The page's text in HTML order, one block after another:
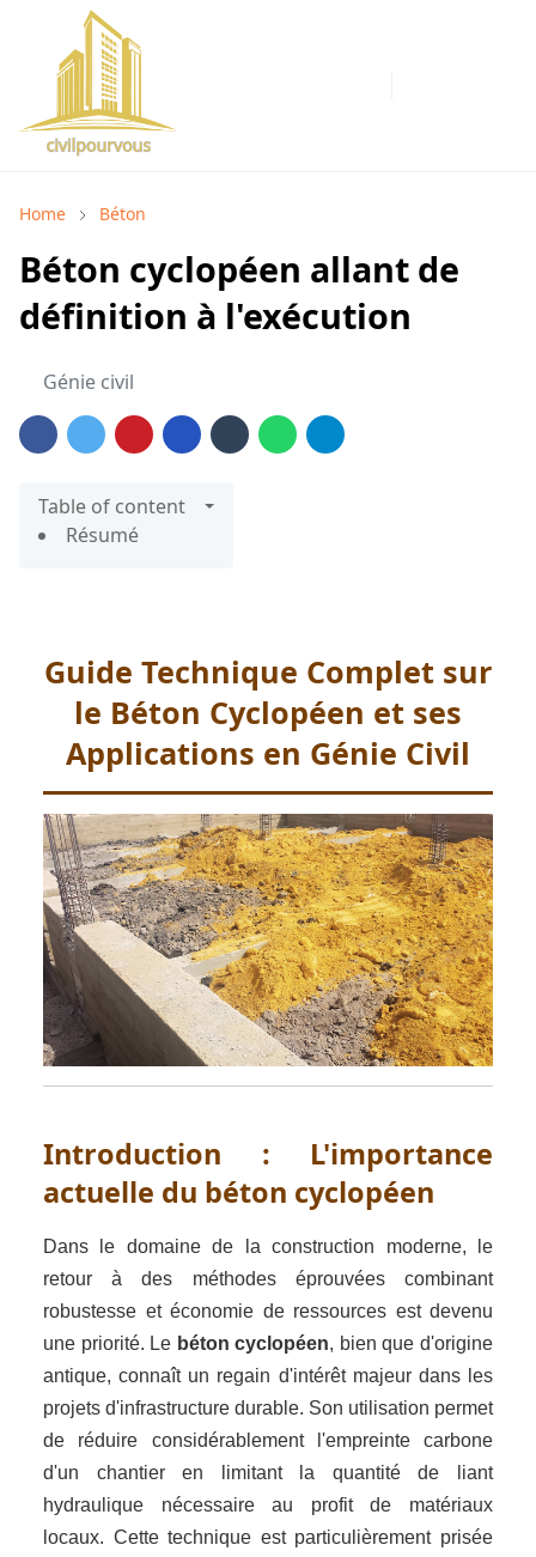
Home Béton
Béton cyclopéen allant de
définition à l'exécution
Génie civil
Table of content
Résumé
Guide Technique Complet sur
le Béton Cyclopéen et ses
Applications en Génie Civil
Introduction : L'importance
actuelle du béton cyclopéen
Dans le domaine de la construction moderne, le
retour à des méthodes éprouvées combinant
robustesse et économie de ressources est devenu
une priorité. Le béton cyclopéen, bien que d'origine
antique, connaît un regain d'intérêt majeur dans les
projets d'infrastructure durable. Son utilisation permet
de réduire considérablement l'empreinte carbone
d'un chantier en limitant la quantité de liant
hydraulique nécessaire au profit de matériaux
locaux. Cette technique est particulièrement prisée